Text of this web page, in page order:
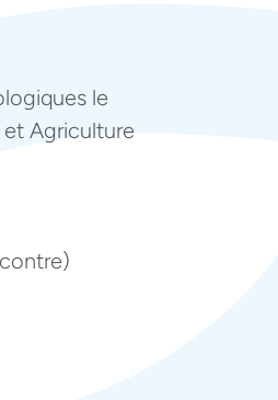
le
et Agriculture